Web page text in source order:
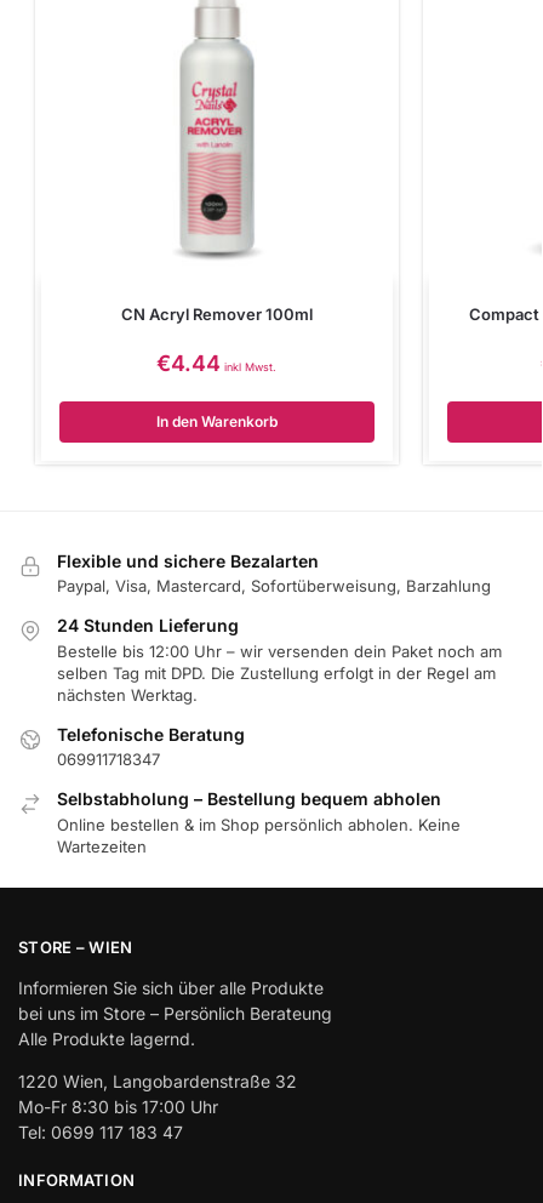
CN Acryl Remover 100ml
€4.44 inkl Mwst.
In den Warenkorb
Compact
Flexible und sichere Bezalarten
Paypal, Visa, Mastercard, Sofortüberweisung, Barzahlung
24 Stunden Lieferung
Bestelle bis 12:00 Uhr – wir versenden dein Paket noch am
selben Tag mit DPD. Die Zustellung erfolgt in der Regel am
nächsten Werktag.
Telefonische Beratung
069911718347
Selbstabholung – Bestellung bequem abholen
Online bestellen & im Shop persönlich abholen. Keine
Wartezeiten
STORE – WIEN
Informieren Sie sich über alle Produkte
bei uns im Store – Persönlich Berateung
Alle Produkte lagernd.
1220 Wien, Langobardenstraße 32
Mo-Fr 8:30 bis 17:00 Uhr
Tel: 0699 117 183 47
INFORMATION